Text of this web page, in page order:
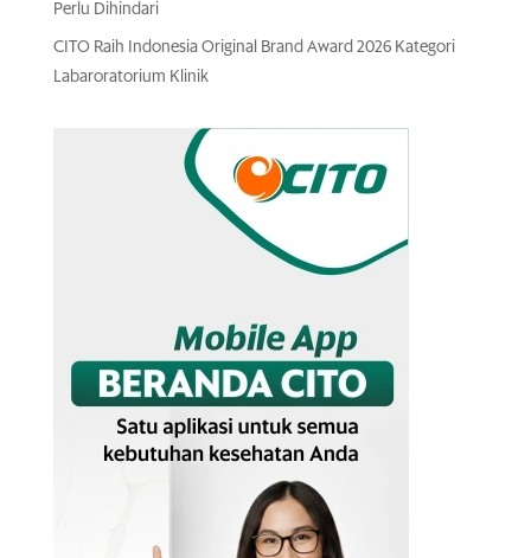
Perlu Dihindari
CITO Raih Indonesia Original Brand Award 2026 Kategori
Labaroratorium Klinik